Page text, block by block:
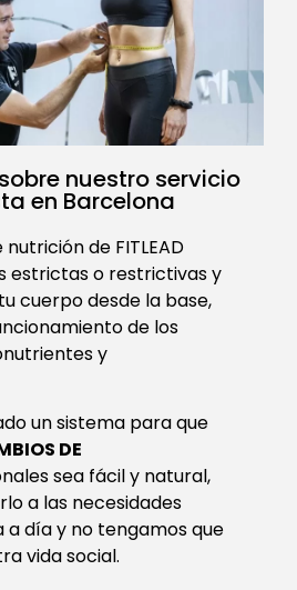
nuestro servicio
en Barcelona
de FITLEAD
estrictas o restrictivas y
cuerpo desde la base,
de los
y
un sistema para que
DE
sea fácil y natural,
a las necesidades
día y no tengamos que
vida social.